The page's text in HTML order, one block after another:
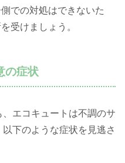
での対処はできないた
受けましょう。
の症状
エコキュートは不調のサ
下のような症状を見逃さ